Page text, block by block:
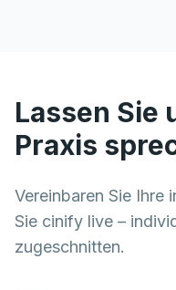
Lassen Sie
Praxis
Vereinbaren Sie Ihre
Sie cinify live –
zugeschnitten.